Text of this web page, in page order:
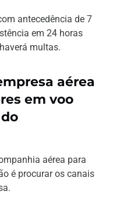
antecedência de 7
em 24 horas
multas.
aérea
em voo
aérea para
é procurar os canais